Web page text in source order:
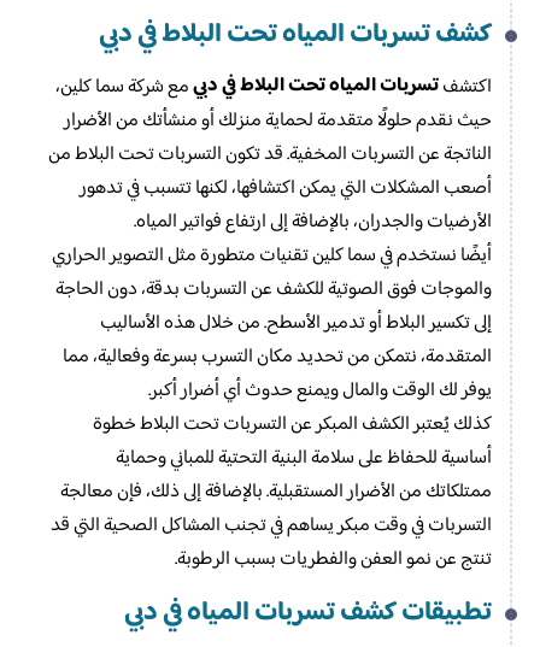
كشف تسربات المياه تحت البلاط في دبي
اكتشفتسربات المياه تحت البلاط في دبيمع شركة سما كلين،
حيث نقدم حلولًا متقدمة لحماية منزلك أو منشأتك من الأضرار
الناتجة عن التسربات المخفية. قد تكون التسربات تحت البلاط من
أصعب المشكلات التي يمكن اكتشافها، لكنها تتسبب في تدهور
الأرضيات والجدران، بالإضافة إلى ارتفاع فواتير المياه.
أيضًا نستخدم في سما كلين تقنيات متطورة مثل التصوير الحراري
والموجات فوق الصوتية للكشف عن التسربات بدقة، دون الحاجة
إلى تكسير البلاط أو تدمير الأسطح. من خلال هذه الأساليب
المتقدمة، نتمكن من تحديد مكان التسرب بسرعة وفعالية، مما
يوفر لك الوقت والمال ويمنع حدوث أي أضرار أكبر.
كذلك يُعتبر الكشف المبكر عن التسربات تحت البلاط خطوة
أساسية للحفاظ على سلامة البنية التحتية للمباني وحماية
ممتلكاتك من الأضرار المستقبلية. بالإضافة إلى ذلك، فإن معالجة
التسربات في وقت مبكر يساهم في تجنب المشاكل الصحية التي قد
تنتج عن نمو العفن والفطريات بسبب الرطوبة.
تطبيقات كشف تسربات المياه في دبي